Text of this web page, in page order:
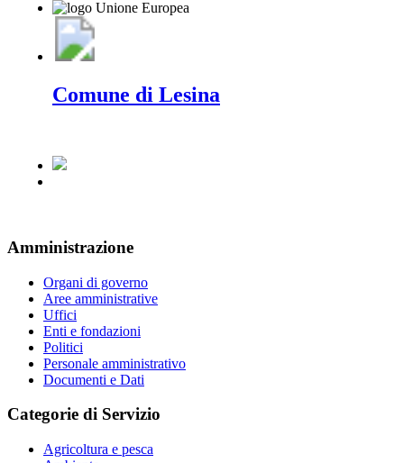
Comune di Lesina
Amministrazione
Organi di governo
Aree amministrative
Uffici
Enti e fondazioni
Politici
Personale amministrativo
Documenti e Dati
Categorie di Servizio
Agricoltura e pesca